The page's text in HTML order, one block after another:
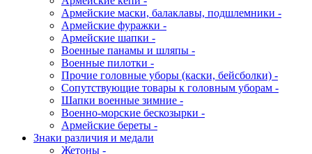
Армейские маски, балаклавы, подшлемники -
Армейские фуражки -
Армейские шапки -
Военные панамы и шляпы -
Военные пилотки -
Прочие головные уборы (каски, бейсболки) -
Сопутствующие товары к головным уборам -
Шапки военные зимние -
Военно-морские бескозырки -
Армейские береты -
Знаки различия и медали
Жетоны -